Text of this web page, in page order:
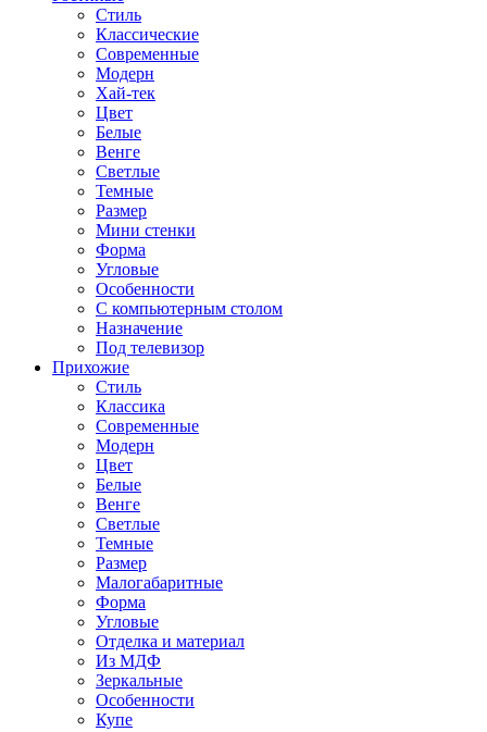
Стиль
Классические
Современные
Модерн
Хай-тек
Цвет
Белые
Венге
Светлые
Темные
Размер
Мини стенки
Форма
Угловые
Особенности
С компьютерным столом
Назначение
Под телевизор
Прихожие
Стиль
Классика
Современные
Модерн
Цвет
Белые
Венге
Светлые
Темные
Размер
Малогабаритные
Форма
Угловые
Отделка и материал
Из МДФ
Зеркальные
Особенности
Купе